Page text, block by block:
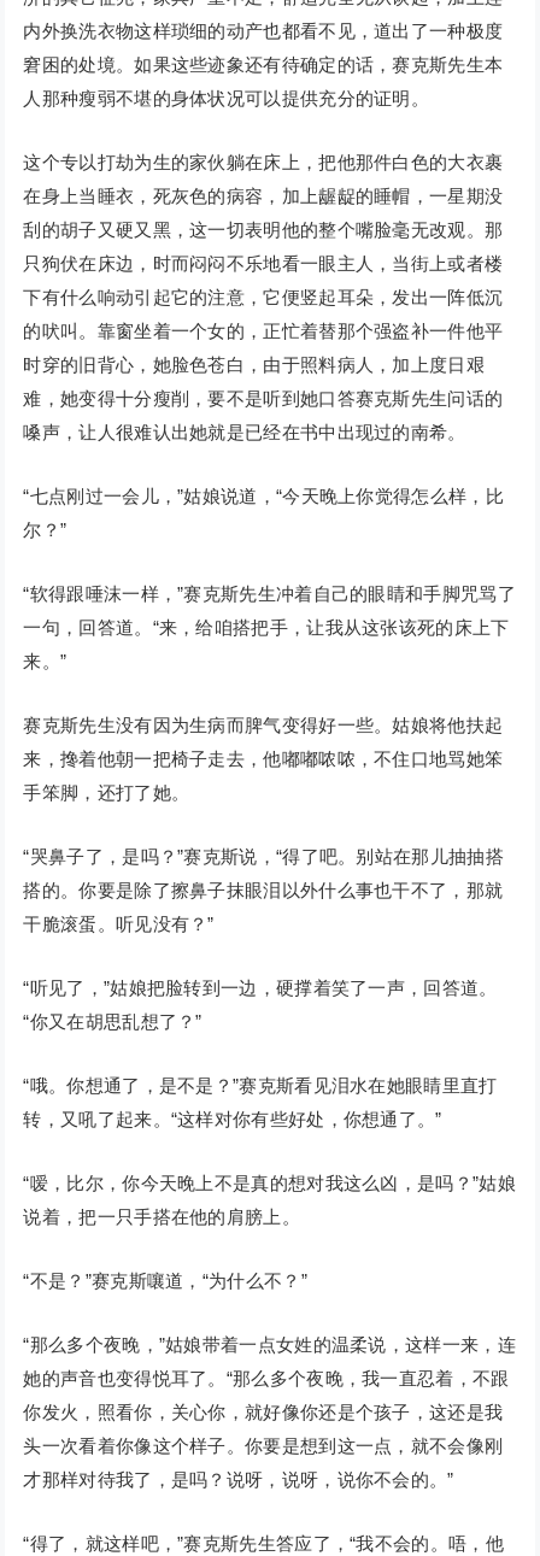
内外换洗衣物这样琐细的动产也都看不见，道出了一种极度
窘困的处境。如果这些迹象还有待确定的话，赛克斯先生本
人那种瘦弱不堪的身体状况可以提供充分的证明。
这个专以打劫为生的家伙躺在床上，把他那件白色的大衣裹
在身上当睡衣，死灰色的病容，加上龌龊的睡帽，一星期没
刮的胡子又硬又黑，这一切表明他的整个嘴脸毫无改观。那
只狗伏在床边，时而闷闷不乐地看一眼主人，当街上或者楼
下有什么响动引起它的注意，它便竖起耳朵，发出一阵低沉
的吠叫。靠窗坐着一个女的，正忙着替那个强盗补一件他平
时穿的旧背心，她脸色苍白，由于照料病人，加上度日艰
难，她变得十分瘦削，要不是听到她口答赛克斯先生问话的
嗓声，让人很难认出她就是已经在书中出现过的南希。
“七点刚过一会儿，”姑娘说道，“今天晚上你觉得怎么样，比
尔？”
“软得跟唾沫一样，”赛克斯先生冲着自己的眼睛和手脚咒骂了
一句，回答道。“来，给咱搭把手，让我从这张该死的床上下
来。”
赛克斯先生没有因为生病而脾气变得好一些。姑娘将他扶起
来，搀着他朝一把椅子走去，他嘟嘟哝哝，不住口地骂她笨
手笨脚，还打了她。
“哭鼻子了，是吗？”赛克斯说，“得了吧。别站在那儿抽抽搭
搭的。你要是除了擦鼻子抹眼泪以外什么事也干不了，那就
干脆滚蛋。听见没有？”
“听见了，”姑娘把脸转到一边，硬撑着笑了一声，回答道。
“你又在胡思乱想了？”
“哦。你想通了，是不是？”赛克斯看见泪水在她眼睛里直打
转，又吼了起来。“这样对你有些好处，你想通了。”
“嗳，比尔，你今天晚上不是真的想对我这么凶，是吗？”姑娘
说着，把一只手搭在他的肩膀上。
“不是？”赛克斯嚷道，“为什么不？”
“那么多个夜晚，”姑娘带着一点女姓的温柔说，这样一来，连
她的声音也变得悦耳了。“那么多个夜晚，我一直忍着，不跟
你发火，照看你，关心你，就好像你还是个孩子，这还是我
头一次看着你像这个样子。你要是想到这一点，就不会像刚
才那样对待我了，是吗？说呀，说呀，说你不会的。”
“得了，就这样吧，”赛克斯先生答应了，“我不会的。唔，他